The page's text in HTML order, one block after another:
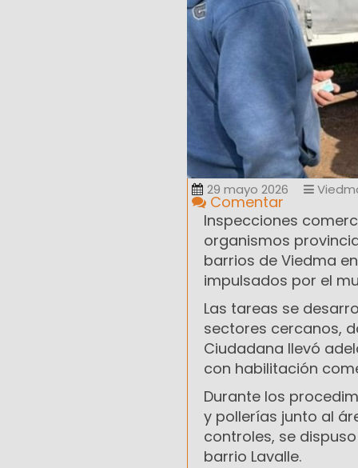
29 mayo 2026
Comentar
Inspecciones
organismos
barrios de Viedma
impulsados por el
Las tareas se
sectores cercanos,
Ciudadana llevó
con habilitación
Durante los
y pollerías junto al
controles, se
barrio Lavalle.